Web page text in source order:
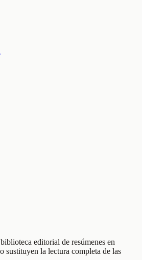
editorial de resúmenes en
sustituyen la lectura completa de las